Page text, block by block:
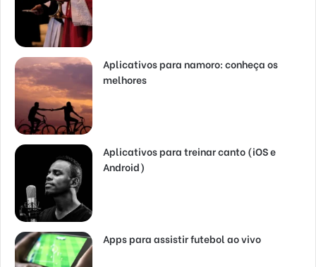
Aplicativos para namoro: conheça os
melhores
Aplicativos para treinar canto (iOS e
Android)
Apps para assistir futebol ao vivo